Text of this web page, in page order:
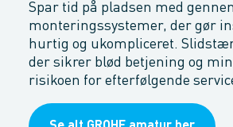
Spar tid på pladsen med
monteringssystemer, der gør
hurtig og ukompliceret.
der sikrer blød betjening og
risikoen for efterfølgende